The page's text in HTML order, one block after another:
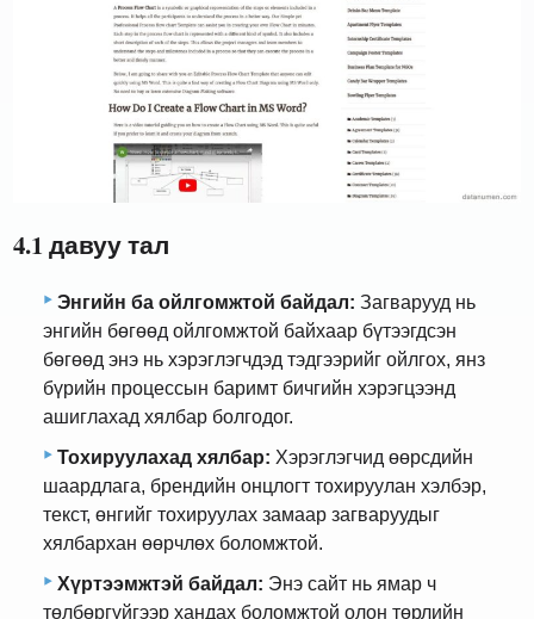
4.1 давуу тал
Энгийн ба ойлгомжтой байдал: Загварууд нь
энгийн бөгөөд ойлгомжтой байхаар бүтээгдсэн
бөгөөд энэ нь хэрэглэгчдэд тэдгээрийг ойлгох, янз
бүрийн процессын баримт бичгийн хэрэгцээнд
ашиглахад хялбар болгодог.
Тохируулахад хялбар: Хэрэглэгчид өөрсдийн
шаардлага, брендийн онцлогт тохируулан хэлбэр,
текст, өнгийг тохируулах замаар загваруудыг
хялбархан өөрчлөх боломжтой.
Хүртээмжтэй байдал: Энэ сайт нь ямар ч
төлбөргүйгээр хандах боломжтой олон төрлийн